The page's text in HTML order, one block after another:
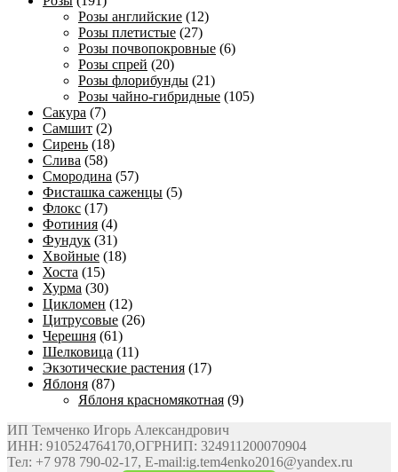
Розы английские (12)
Розы плетистые (27)
Розы почвопокровные (6)
Розы спрей (20)
Розы флорибунды (21)
Розы чайно-гибридные (105)
Сакура (7)
Самшит (2)
Сирень (18)
Слива (58)
Смородина (57)
Фисташка саженцы (5)
Флокс (17)
Фотиния (4)
Фундук (31)
Хвойные (18)
Хоста (15)
Хурма (30)
Цикломен (12)
Цитрусовые (26)
Черешня (61)
Шелковица (11)
Экзотические растения (17)
Яблоня (87)
Яблоня красномякотная (9)
ИП Темченко Игорь Александрович
ИНН: 910524764170,ОГРНИП: 324911200070904
Тел: +7 978 790-02-17, E-mail:ig.tem4enko2016@yandex.ru